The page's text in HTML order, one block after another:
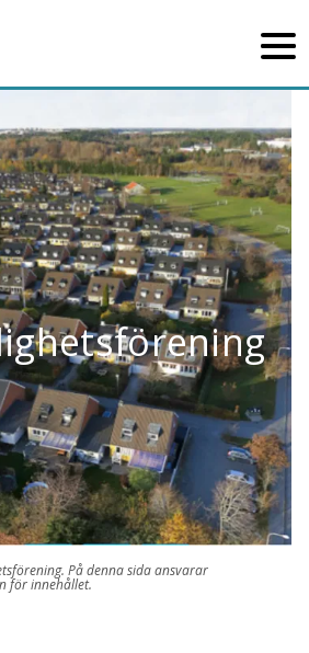
På denna sida ansvarar
för innehållet.